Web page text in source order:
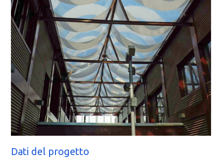
Dati del progetto